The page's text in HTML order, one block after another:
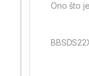
Ono što